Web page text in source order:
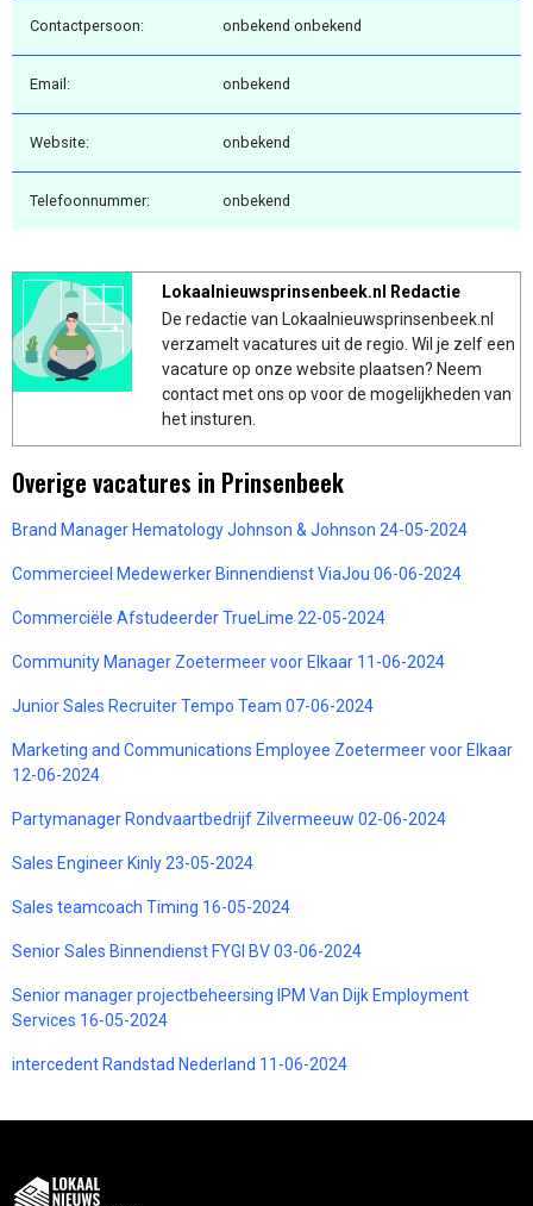
Contactpersoon: onbekend onbekend
Email: onbekend
Website: onbekend
Telefoonnummer: onbekend
Lokaalnieuwsprinsenbeek.nl Redactie
De redactie van Lokaalnieuwsprinsenbeek.nl
verzamelt vacatures uit de regio. Wil je zelf een
vacature op onze website plaatsen? Neem
contact met ons op voor de mogelijkheden van
het insturen.
Overige vacatures in Prinsenbeek
Brand Manager Hematology Johnson & Johnson 24-05-2024
Commercieel Medewerker Binnendienst ViaJou 06-06-2024
Commerciële Afstudeerder TrueLime 22-05-2024
Community Manager Zoetermeer voor Elkaar 11-06-2024
Junior Sales Recruiter Tempo Team 07-06-2024
Marketing and Communications Employee Zoetermeer voor Elkaar
12-06-2024
Partymanager Rondvaartbedrijf Zilvermeeuw 02-06-2024
Sales Engineer Kinly 23-05-2024
Sales teamcoach Timing 16-05-2024
Senior Sales Binnendienst FYGI BV 03-06-2024
Senior manager projectbeheersing IPM Van Dijk Employment
Services 16-05-2024
intercedent Randstad Nederland 11-06-2024